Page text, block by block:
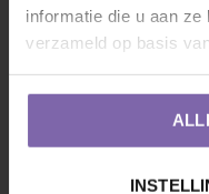
informatie die u aan
verzameld op basis
Hoe groot is een
De hoogte van een